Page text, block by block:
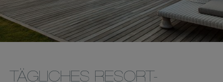
TÄGLICHES RESORT-